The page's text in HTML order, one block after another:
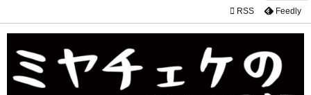
 RSS Feedly